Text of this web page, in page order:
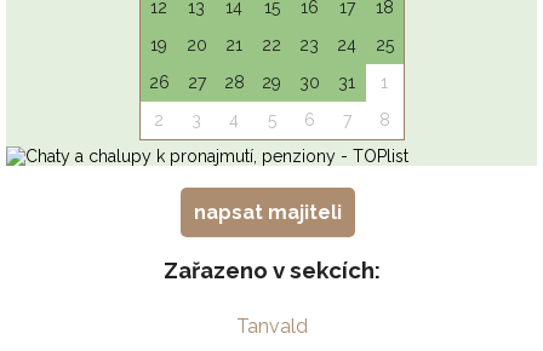
napsat majiteli
Zařazeno v sekcích:
Tanvald